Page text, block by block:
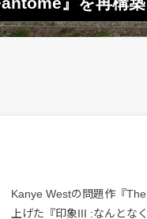
Kanye Westの問題作『
上げた『印象III :なんとな